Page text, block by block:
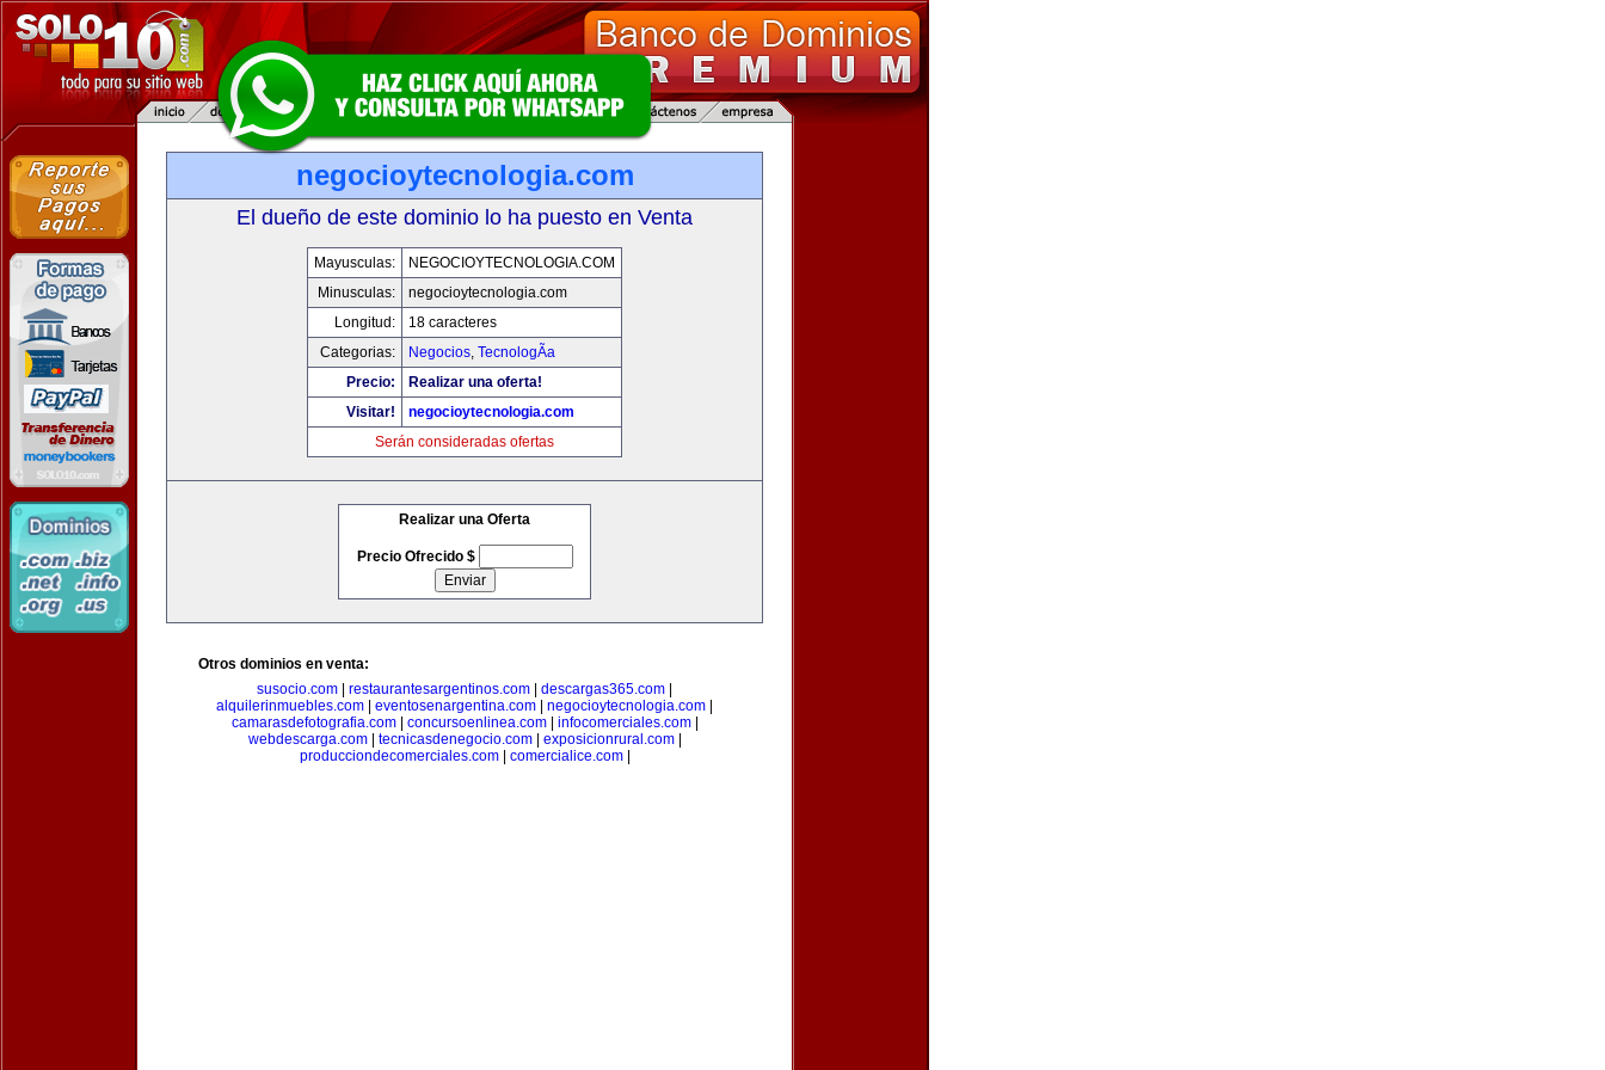
negocioytecnologia.com
El dueño de este dominio lo ha puesto en Venta
Mayusculas:
NEGOCIOYTECNOLOGIA.COM
Minusculas:
negocioytecnologia.com
Longitud:
18 caracteres
Categorias:
Negocios, TecnologÃ­a
Precio:
Realizar una oferta!
Visitar!
negocioytecnologia.com
Serán consideradas ofertas
Realizar una Oferta
Precio Ofrecido $
Otros dominios en venta:
susocio.com
restaurantesargentinos.com descargas365.com
alquilerinmuebles.com
eventosenargentina.com negocioytecnologia.com
camarasdefotografia.com| concursoenlinea.com| infocomerciales.com|
webdescarga.com| tecnicasdenegocio.com| exposicionrural.com|
producciondecomerciales.com| comercialice.com|